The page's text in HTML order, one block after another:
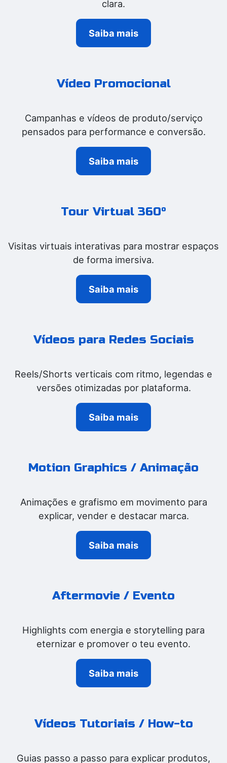
clara.
Saiba mais
Vídeo Promocional
Campanhas e vídeos de produto/serviço
pensados para performance e conversão.
Saiba mais
Tour Virtual 360º
Visitas virtuais interativas para mostrar espaços
de forma imersiva.
Saiba mais
Aftermovie / Evento
Highlights com energia e storytelling para
eternizar e promover o teu evento.
Saiba mais
Motion Graphics / Animação
Animações e grafismo em movimento para
explicar, vender e destacar marca.
Saiba mais
Vídeos para Redes Sociais
Reels/Shorts verticais com ritmo, legendas e
versões otimizadas por plataforma.
Saiba mais
Vídeos Tutoriais / How-to
Guias passo a passo para explicar produtos,